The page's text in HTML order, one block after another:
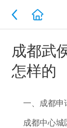
成都武
怎样的
一、成都申
成都中心城